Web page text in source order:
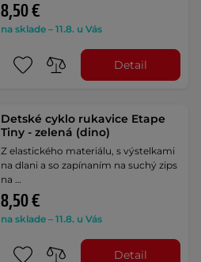
8,50 €
na sklade – 11.8. u Vás
Detail
Detské cyklo rukavice Etape
Tiny - zelená (dino)
Z elastického materiálu, s výstelkami
na dlani a so zapínaním na suchý zips
na …
8,50 €
na sklade – 11.8. u Vás
Detail